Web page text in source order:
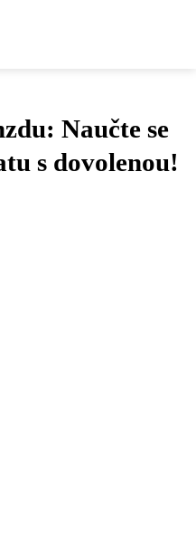
Naučte se
s dovolenou!